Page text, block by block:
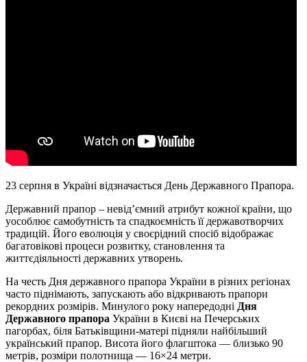
23 серпня в Україні відзначається День Державного Прапора.
Державний прапор – невід’ємний атрибут кожної країни, що
уособлює самобутність та спадкоємність її державотворчих
традицій. Його еволюція у своєрідний спосіб відображає
багатовікові процеси розвитку, становлення та
життєдіяльності державних утворень.
На честь Дня державного прапора України в різних регіонах
часто піднімають, запускають або відкривають прапори
рекордних розмірів. Минулого року напередодні Дня
Державного прапора України в Києві на Печерських
пагорбах, біля Батьківщини-матері підняли найбільший
український прапор. Висота його флагштока — близько 90
метрів, розміри полотнища — 16×24 метри.